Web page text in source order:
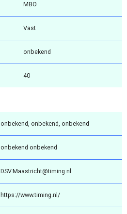
MBO
Vast
onbekend
40
onbekend, onbekend, onbekend
onbekend onbekend
DSV.Maastricht@timing.nl
https://www.timing.nl/